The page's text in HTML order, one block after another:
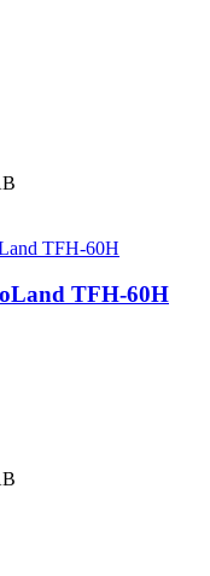
TFH-60H